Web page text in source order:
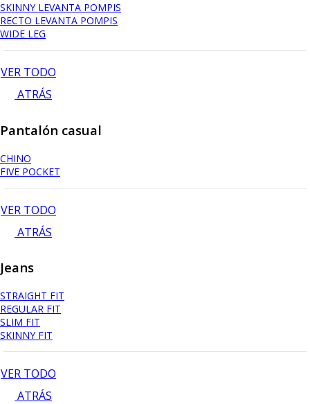
SKINNY LEVANTA POMPIS
RECTO LEVANTA POMPIS
WIDE LEG
VER TODO
ATRÁS
Pantalón casual
CHINO
FIVE POCKET
VER TODO
ATRÁS
Jeans
STRAIGHT FIT
REGULAR FIT
SLIM FIT
SKINNY FIT
VER TODO
ATRÁS